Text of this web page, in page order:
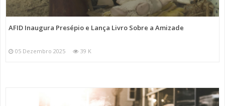
AFID Inaugura Presépio e Lança Livro Sobre a Amizade
05 Dezembro 2025 39 K